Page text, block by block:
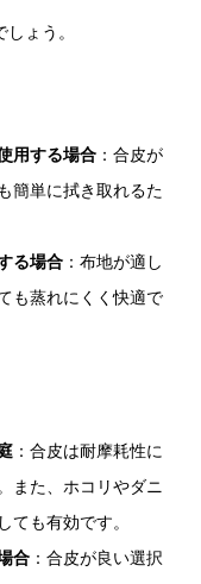
ょう。
用する場合 ：合皮が
簡単に拭き取れるた
る場合 ：布地が適し
も蒸れにくく快適で
：合皮は耐摩耗性に
また、ホコリやダニ
ても有効です。
合 ：合皮が良い選択